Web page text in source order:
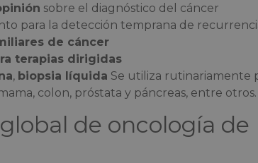
sobre el diagnóstico del cáncer
para la detección temprana de
de cáncer
terapias dirigidas
, biopsia líquida Se utiliza rutinariamente
colon, próstata y páncreas, entre otros.
de oncología de